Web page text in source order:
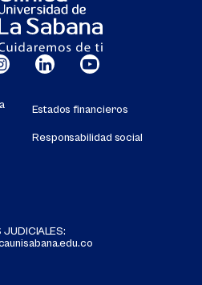
JUDICIALES:
Estados financieros
Responsabilidad social